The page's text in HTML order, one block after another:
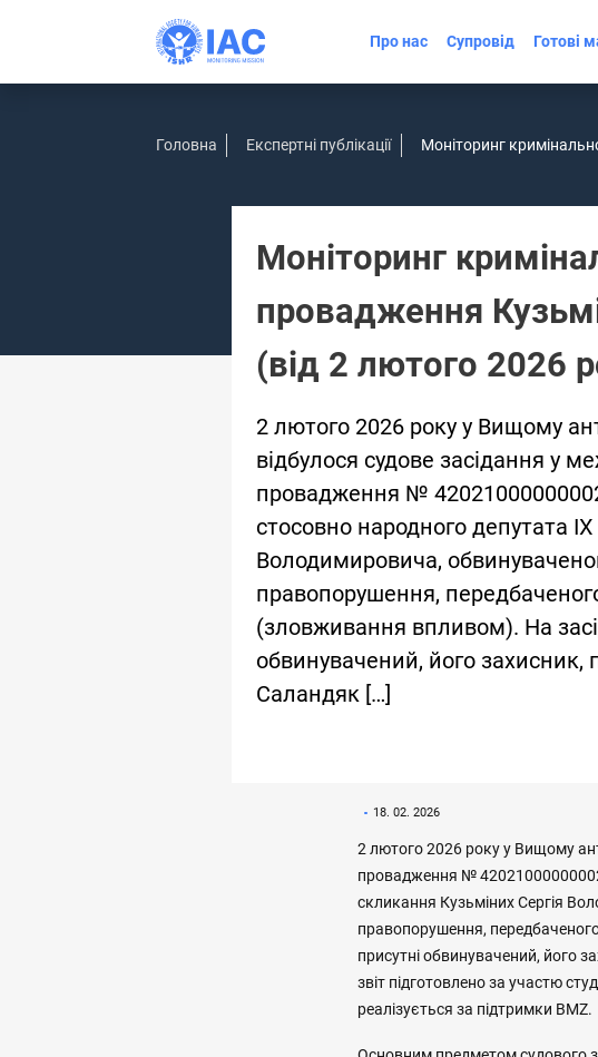
Про нас Супровід Готові
Головна Експертні публікації Моніторинг
Моніторинг
провадження
(від 2 лютого 2026
2 лютого 2026 року у Вищому
відбулося судове засідання у
провадження №
стосовно народного депутата
Володимировича,
правопорушення,
(зловживання впливом). На
обвинувачений, його захисник,
Саландяк […]
18. 02. 2026
2 лютого 2026 року у Вищому
провадження №
скликання Кузьміних Сергія
правопорушення,
присутні обвинувачений, його
звіт підготовлено за участю
реалізується за підтримки BMZ.